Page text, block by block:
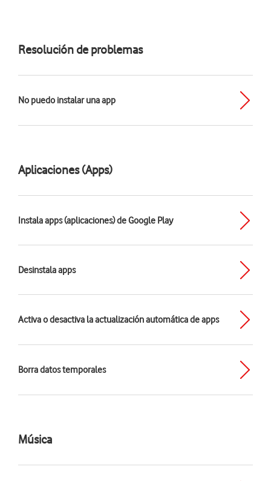
Resolución de problemas
No puedo instalar una app
Aplicaciones (Apps)
Instala apps (aplicaciones) de Google Play
Desinstala apps
Activa o desactiva la actualización automática de apps
Borra datos temporales
Música